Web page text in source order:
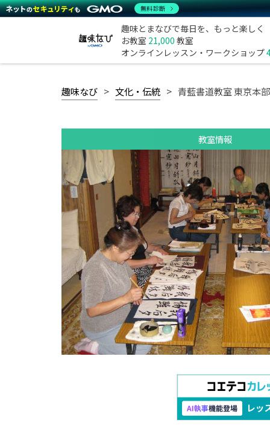
趣味とまなびで毎日を、もっと楽しく
お教室 21,000 教室
オンラインレッスン・ワークショップ
趣味なび 文化・伝統 青藍書道教室 東京本部
教室情報
無料診断